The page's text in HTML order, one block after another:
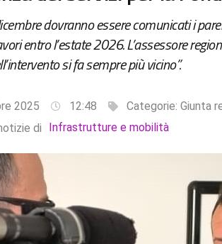
dovranno essere comunicati i
entro l’estate 2026. L’assessore
si fa sempre più vicino”.
2025 12:48 Categorie: Giunta
di
Infrastrutture e mobilità